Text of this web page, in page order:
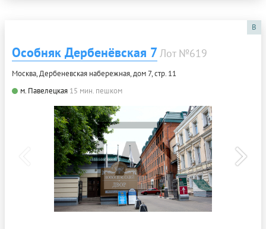
B
Особняк Дербенёвская 7Лот №619
Москва, Дербеневская набережная, дом 7, стр. 11
м. Павелецкая 15 мин. пешком